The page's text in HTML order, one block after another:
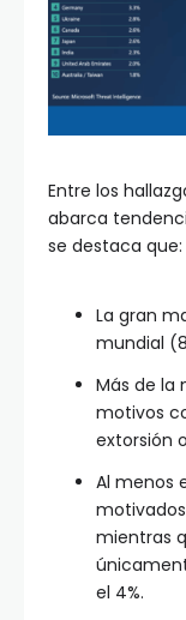
Entre los
abarca
se destaca que:
La gran
mundial
Más de la
motivos
extorsión
Al menos
mientras
el 4%.